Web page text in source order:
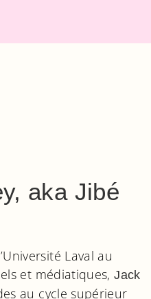
aka Jibé
Laval au
et médiatiques,Jack
au cycle supérieur